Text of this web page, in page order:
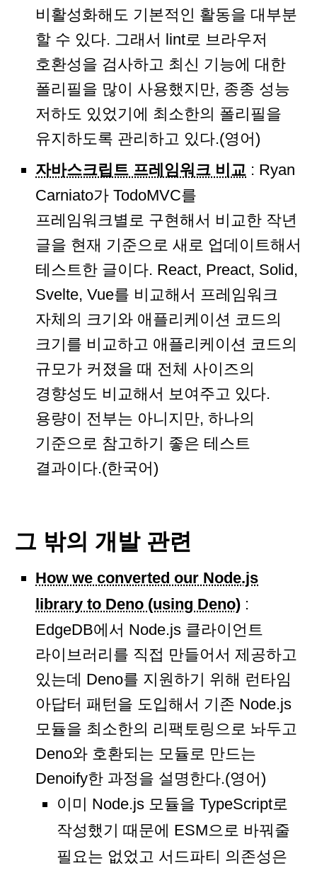
비활성화해도 기본적인 활동을 대부분
할 수 있다. 그래서 lint로 브라우저
호환성을 검사하고 최신 기능에 대한
폴리필을 많이 사용했지만, 종종 성능
저하도 있었기에 최소한의 폴리필을
유지하도록 관리하고 있다.(영어)
자바스크립트 프레임워크 비교 : Ryan
Carniato가 TodoMVC를
프레임워크별로 구현해서 비교한 작년
글을 현재 기준으로 새로 업데이트해서
테스트한 글이다. React, Preact, Solid,
Svelte, Vue를 비교해서 프레임워크
자체의 크기와 애플리케이션 코드의
크기를 비교하고 애플리케이션 코드의
규모가 커졌을 때 전체 사이즈의
경향성도 비교해서 보여주고 있다.
용량이 전부는 아니지만, 하나의
기준으로 참고하기 좋은 테스트
결과이다.(한국어)
그 밖의 개발 관련
How we converted our Node.js
library to Deno (using Deno) :
EdgeDB에서 Node.js 클라이언트
라이브러리를 직접 만들어서 제공하고
있는데 Deno를 지원하기 위해 런타임
아답터 패턴을 도입해서 기존 Node.js
모듈을 최소한의 리팩토링으로 놔두고
Deno와 호환되는 모듈로 만드는
Denoify한 과정을 설명한다.(영어)
이미 Node.js 모듈을 TypeScript로
작성했기 때문에 ESM으로 바꿔줄
필요는 없었고 서드파티 의존성은